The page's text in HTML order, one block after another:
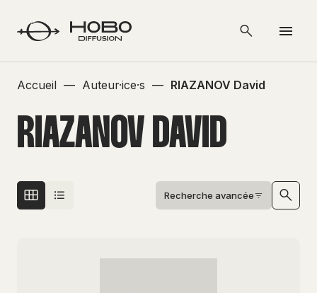
Accueil — Auteur·ice·s — RIAZANOV David
RIAZANOV DAVID
Recherche avancée